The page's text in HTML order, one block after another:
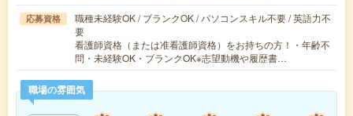
応募資格
職種未経験OK / ブランクOK / パソコンスキル不要 / 英語力不
要
看護師資格（または准看護師資格）をお持ちの方！・年齢不
問・未経験OK・ブランクOK※志望動機や履歴書…
職場の雰囲気